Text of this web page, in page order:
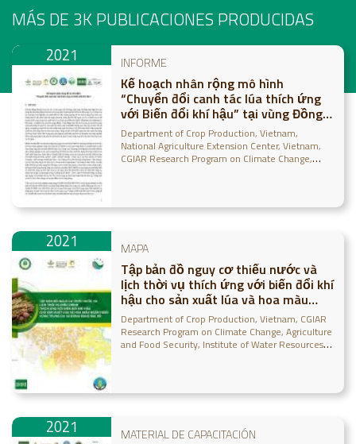
MÁS DE 3KPUBLICACIONES PRODUCIDAS
2021 INFORME
Kế hoạch nhân rộng mô hình
“Chuyển đổi canh tác lúa thích ứng
với Biến đổi khí hậu” tại vùng Đồng
bằng sông Cửu Long (dự thảo)
Department of Crop Production, Vietnam
National Agriculture Extension Center, Vietnam
CGIAR Research Program on Climate Change,
2021 MAPA
Tập bản đồ nguy cơ thiếu nước và
lịch thời vụ thích ứng với biến đổi khí
hậu cho sản xuất lúa và hoa màu
ngắn ngày vùng Trung du và Đồng
bằng Bắc Bộ
Department of Crop Production, Vietnam CGIAR
Research Program on Climate Change, Agriculture
and Food Security Institute of Water Resources
2021 MATERIAL DE CAPACITACIÓN